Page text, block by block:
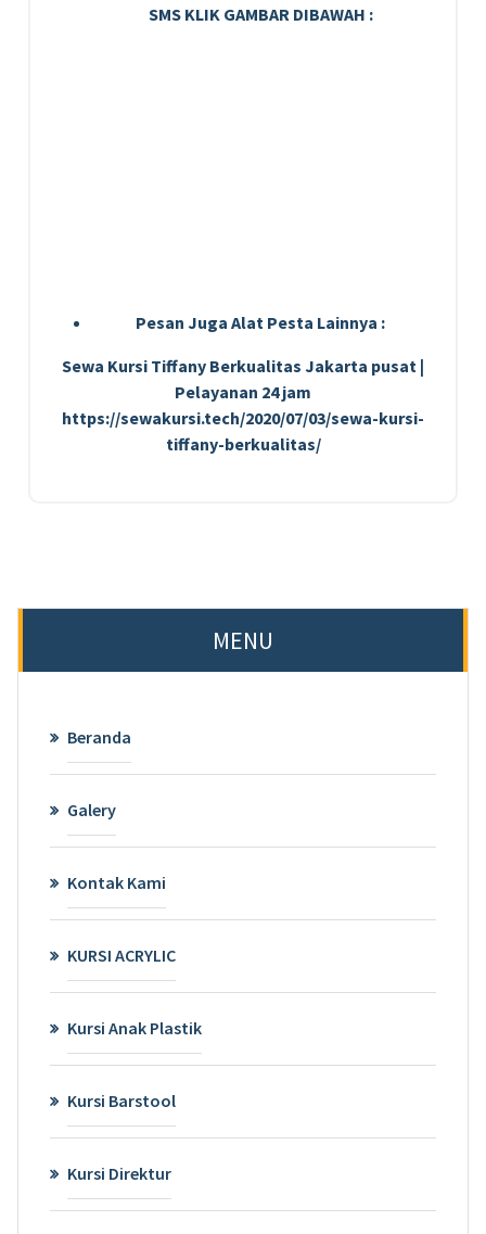
SMS KLIK GAMBAR DIBAWAH :
Pesan Juga Alat Pesta Lainnya :
Sewa Kursi Tiffany Berkualitas Jakarta pusat |
Pelayanan 24 jam
https://sewakursi.tech/2020/07/03/sewa-kursi-
tiffany-berkualitas/
MENU
Beranda
Galery
Kontak Kami
KURSI ACRYLIC
Kursi Anak Plastik
Kursi Barstool
Kursi Direktur